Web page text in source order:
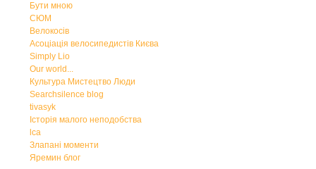
Бути мною
СЮМ
Велокосів
Асоціація велосипедистів Києва
Simply Lio
Our world...
Культура Мистецтво Люди
Searchsilence blog
tivasyk
Історія малого неподобства
lca
Злапані моменти
Яремин блог